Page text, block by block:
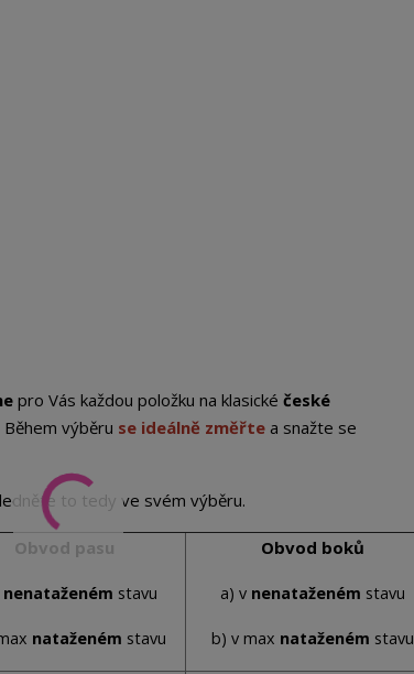
pro Vás každou položku na klasické české
výběru se ideálně změřte a snažte se
to tedy ve svém výběru.
Obvod pasu
nenataženém stavu
nataženém stavu
Obvod boků
a) v nenataženém stavu
b) v max nataženém stavu